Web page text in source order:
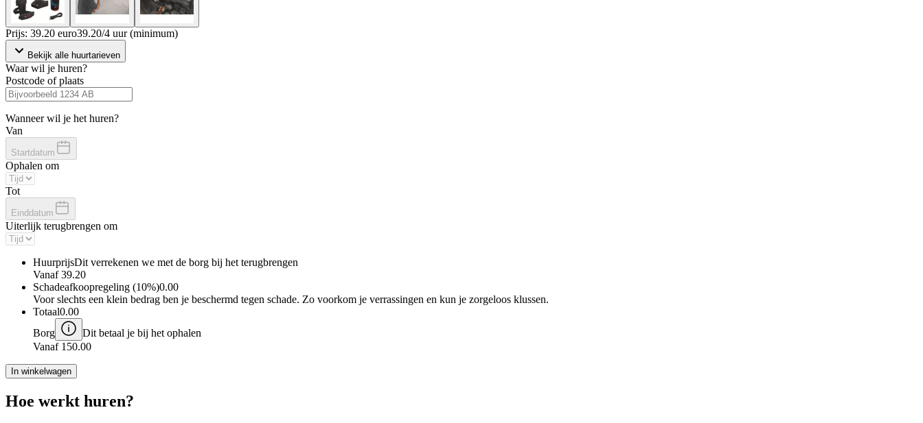
Prijs: 39.20 euro39.20/4 uur (minimum)
Bekijk alle huurtarieven
Waar wil je huren?
Postcode of plaats
Wanneer wil je het huren?
Van
Startdatum
Ophalen om
Tot
Einddatum
Uiterlijk terugbrengen om
HuurprijsDit verrekenen we met de borg bij het terugbrengen
Vanaf 39.20
Schadeafkoopregeling (10%)0.00
Voor slechts een klein bedrag ben je beschermd tegen schade. Zo voorkom je verrassingen en kun je zorgeloos klussen.
Totaal0.00
Borg
Dit betaal je bij het ophalen
Vanaf 150.00
In winkelwagen
Hoe werkt huren?